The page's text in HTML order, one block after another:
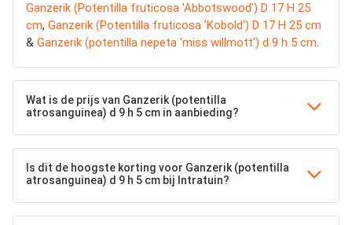
Ganzerik (Potentilla fruticosa 'Abbotswood') D 17 H 25
cm, Ganzerik (Potentilla fruticosa 'Kobold') D 17 H 25 cm
& Ganzerik (potentilla nepeta 'miss willmott') d 9 h 5 cm.
Wat is de prijs van Ganzerik (potentilla
atrosanguinea) d 9 h 5 cm in aanbieding?
Is dit de hoogste korting voor Ganzerik (potentilla
atrosanguinea) d 9 h 5 cm bij Intratuin?